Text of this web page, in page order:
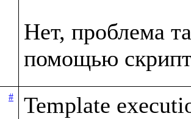
Нет, проблема
#
Template